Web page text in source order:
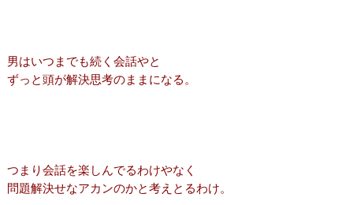
男はいつまでも続く会話やと
ずっと頭が解決思考のままになる。
つまり会話を楽しんでるわけやなく
問題解決せなアカンのかと考えとるわけ。